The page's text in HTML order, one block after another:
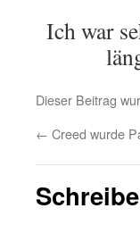
Ich war
Dieser Beitrag
← Creed wurde